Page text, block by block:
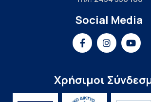
Social Media
Χρήσιμοι